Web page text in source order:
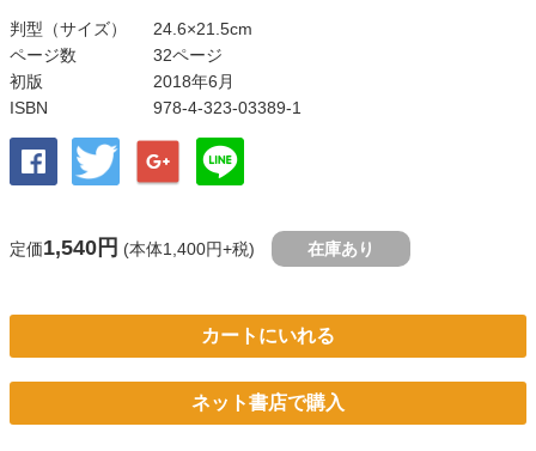
判型（サイズ）
24.6×21.5cm
ページ数
32ページ
初版
2018年6月
ISBN
978-4-323-03389-1
定価1,540円 (本体1,400円+税) 在庫あり
カートにいれる
ネット書店で購入